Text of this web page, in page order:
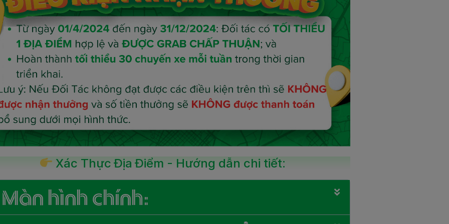
Xác Thực Địa Điểm - Hướng dẫn chi tiết:
Màn hình chính: